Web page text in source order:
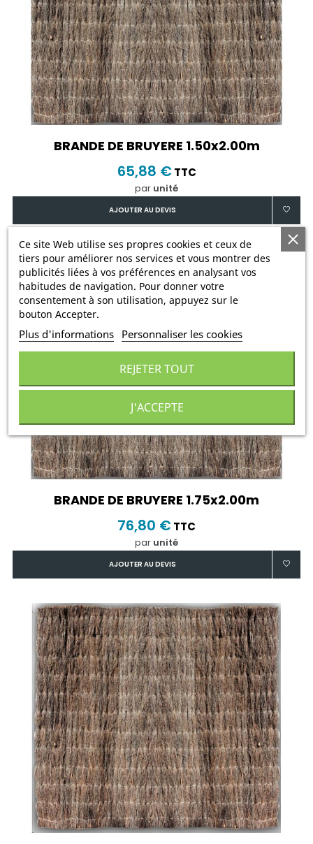
BRANDE DE BRUYERE 1.50x2.00m
65,88 € TTC
par unité
AJOUTER AU DEVIS
BRANDE DE BRUYERE 1.75x2.00m
76,80 €TTC
par unité
AJOUTER AU DEVIS
Ce site Web utilise ses propres cookies et ceux de
tiers pour améliorer nos services et vous montrer des
publicités liées à vos préférences en analysant vos
habitudes de navigation. Pour donner votre
consentement à son utilisation, appuyez sur le
bouton Accepter.
Plus d'informations Personnaliser les cookies
REJETER TOUT
J'ACCEPTE